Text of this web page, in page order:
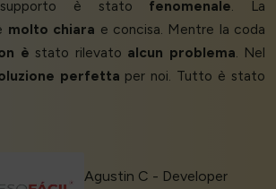
è stato fenomenale. La
molto chiara e concisa. Mentre la coda
è stato rilevato alcun problema. Nel
perfetta per noi. Tutto è stato
Agustin C - Developer